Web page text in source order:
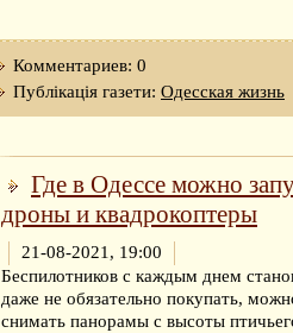
Комментариев: 0
Публікація газети: Одесская жизнь
Где в Одессе можно
дроны и квадрокоптеры
21-08-2021, 19:00
Беспилотников с каждым днем
даже не обязательно покупать,
снимать панорамы с высоты